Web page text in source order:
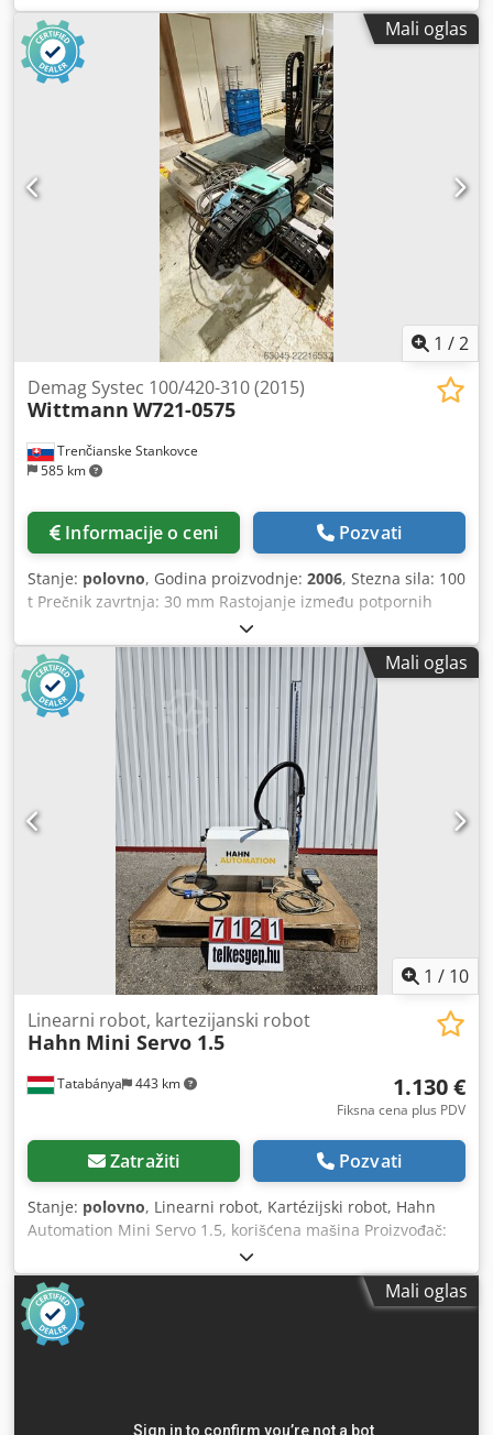
Mali oglas
1 /2
Trenčianske Stankovce
585 km
Demag Systec 100/420-310 (2015)
Wittmann W721-0575
Informacije o ceni Pozvati
Stanje: polovno, Godina proizvodnje: 2006, Stezna sila: 100
t Prečnik zavrtnja: 30 mm Rastojanje između potpornih
stubova V: 420 mm Codpozg U I Hsfx Amvjrf Rastojanje
između potpornih šipki H: 420 mm Izvedba: Horizontalna
Pogon: Hidraulični
Mali oglas
1 / 10
Tatabánya 443 km
Linearni robot, kartezijanski robot
Hahn Mini Servo 1.5
1.130 €
Fiksna cena plus PDV
Zatražiti Pozvati
Stanje: polovno, Linearni robot, Kartézijski robot, Hahn
Automation Mini Servo 1.5, korišćena mašina Proizvođač:
Hahn Automation Model: Mini Servo 1.5 Godina
proizvodnje: 2005 Radni pritisak: 6 bara Električne
karakteristike: 230 V, 50 Hz, 80 VA Ukupne dimenzije:
Širina: 670 mm Dubina: 270 mm Credszqa H Nspfx Amvsf
Visina: 1300 mm Robot nije testiran. Prodaje se u stanju u
Mali oglas